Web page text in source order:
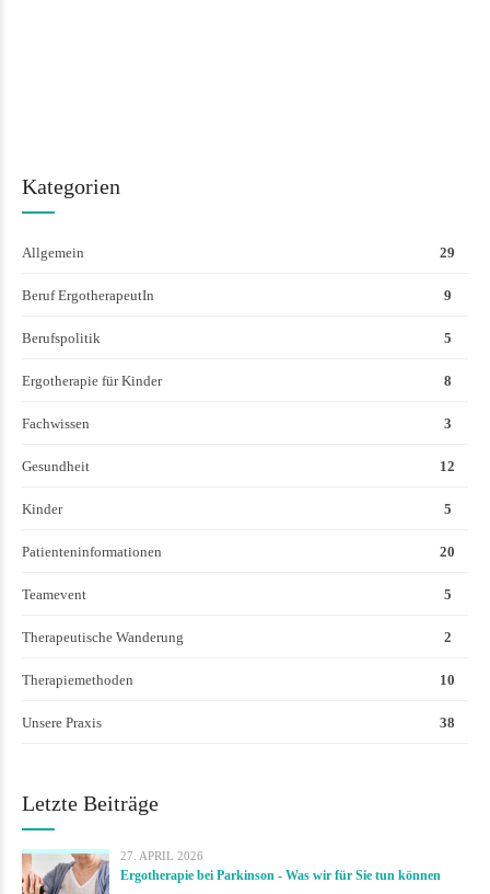
Kategorien
Allgemein 29
Beruf ErgotherapeutIn 9
Berufspolitik 5
Ergotherapie für Kinder 8
Fachwissen 3
Gesundheit 12
Kinder 5
Patienteninformationen 20
Teamevent 5
Therapeutische Wanderung 2
Therapiemethoden 10
Unsere Praxis 38
Letzte Beiträge
27. APRIL 2026
Ergotherapie bei Parkinson - Was wir für Sie tun können